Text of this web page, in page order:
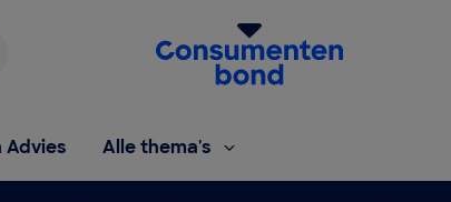
Homepage van de Consumentenbond
Advies Alle thema's